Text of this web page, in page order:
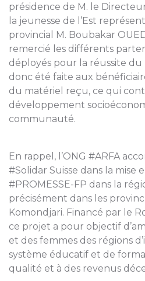
présidence de M. le
la jeunesse de l’Est
provincial M. Boubakar
remercié les différents
déployés pour la réussite
donc été faite aux
du matériel reçu, ce qui
développement
communauté.
En rappel, l’ONG #ARFA
#Solidar Suisse dans la
#PROMESSE-FP dans la
précisément dans les
Komondjari. Financé par le
ce projet a pour objectif
et des femmes des régions
système éducatif et de
qualité et à des revenus